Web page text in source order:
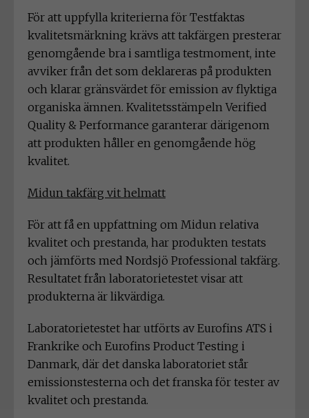
För att uppfylla kriterierna för Testfaktas
kvalitetsmärkning krävs att takfärgen presterar
genomgående bra i samtliga testmoment, inte
avviker från det som deklareras på produkten
och klarar gränsvärdet för emission av flyktiga
organiska ämnen. Kvalitetsstämpeln Verified
Quality & Performance garanterar därigenom
att produkten håller en genomgående hög
kvalitet.
Midun takfärg vit helmatt
För att få en uppfattning om Midun relativa
kvalitet och prestanda, har produkten testats
och jämförts med Nordsjö Professional takfärg.
Resultatet från laboratorietestet visar att
produkterna är likvärdiga.
Laboratorietestet har utförts av Eurofins ATS i
Frankrike och Eurofins Product Testing i
Danmark, där det danska laboratoriet står
emissionstesterna och det franska för tester av
kvalitet och prestanda.